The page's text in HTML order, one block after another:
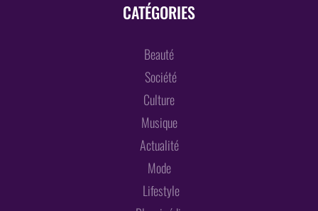
CATÉGORIES
Beauté
Société
Culture
Musique
Actualité
Mode
Lifestyle